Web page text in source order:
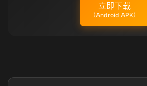
立即下载
（Android APK）